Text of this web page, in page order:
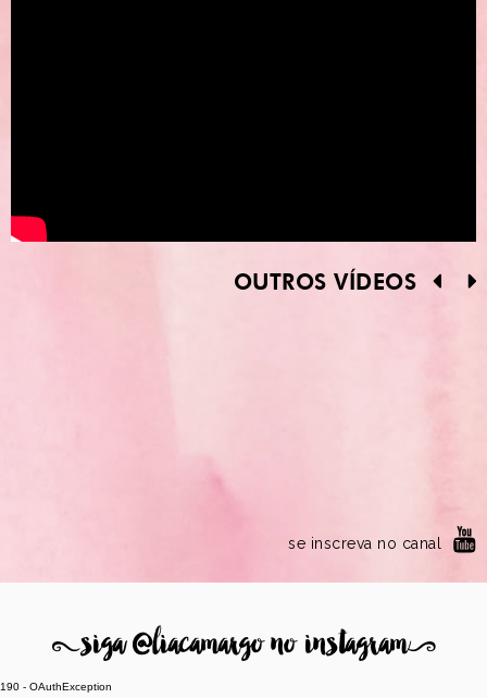
OUTROS VÍDEOS
se inscreva no canal
8siga @liacamargo no instagram9
190 - OAuthException